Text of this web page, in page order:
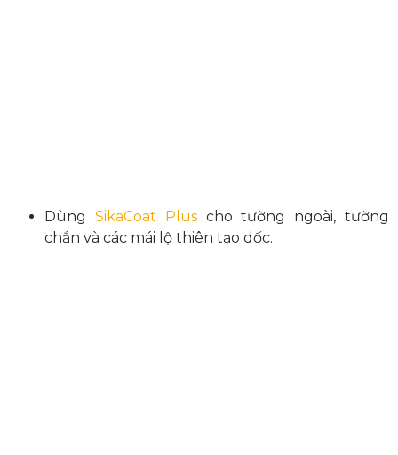
Dùng SikaCoat Pluscho tường ngoài, tường
chắn và các mái lộ thiên tạo dốc.